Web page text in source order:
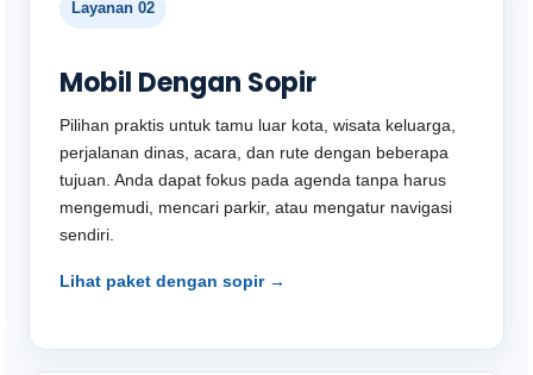
Layanan 02
Mobil Dengan Sopir
Pilihan praktis untuk tamu luar kota, wisata keluarga,
perjalanan dinas, acara, dan rute dengan beberapa
tujuan. Anda dapat fokus pada agenda tanpa harus
mengemudi, mencari parkir, atau mengatur navigasi
sendiri.
Lihat paket dengan sopir →